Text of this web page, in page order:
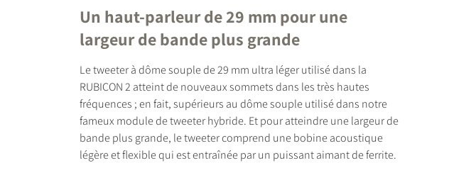
Un haut-parleur de 29 mm pour une
largeur de bande plus grande
Le tweeter à dôme souple de 29 mm ultra léger utilisé dans la
RUBICON 2 atteint de nouveaux sommets dans les très hautes
fréquences ; en fait, supérieurs au dôme souple utilisé dans notre
fameux module de tweeter hybride. Et pour atteindre une largeur de
bande plus grande, le tweeter comprend une bobine acoustique
légère et flexible qui est entraînée par un puissant aimant de ferrite.